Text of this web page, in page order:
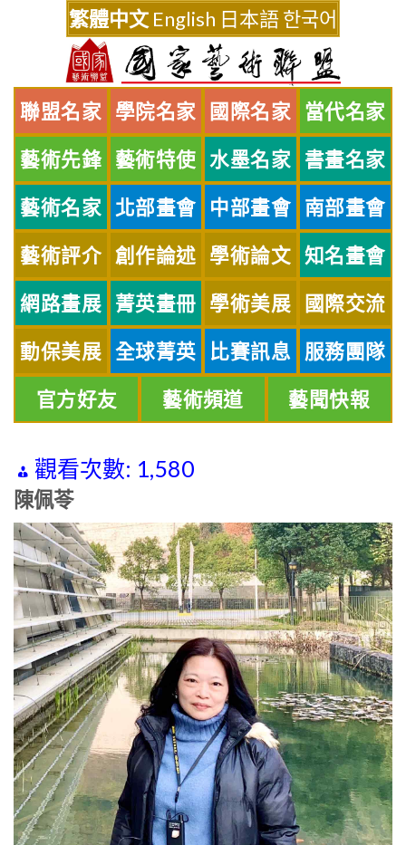
繁體中文 English 日本語한국어
聯盟名家 學院名家 國際名家 當代名家
藝術先鋒 藝術特使 水墨名家 書畫名家
藝術名家 北部畫會 中部畫會 南部畫會
藝術評介 創作論述 學術論文 知名畫會
網路畫展 菁英畫冊 學術美展 國際交流
動保美展 全球菁英 比賽訊息 服務團隊
官方好友 藝術頻道 藝聞快報
觀看次數: 1,580
陳佩苓